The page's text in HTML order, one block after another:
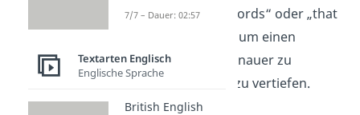
für „in other words“ oder „that
is“ verwendet, um einen
Sachverhalt genauer zu
erklären oder zu vertiefen.
7/7 – Dauer: 02:57
Textarten Englisch
Englische Sprache
British English